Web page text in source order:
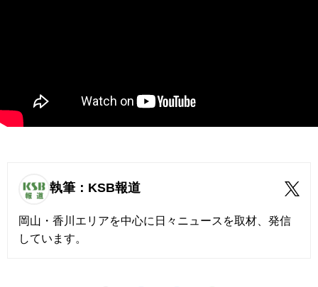
執筆：KSB報道
岡山・香川エリアを中心に日々ニュースを取材、発信
しています。